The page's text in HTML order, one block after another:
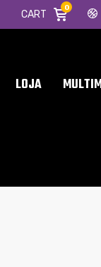
CART
0
LOJA